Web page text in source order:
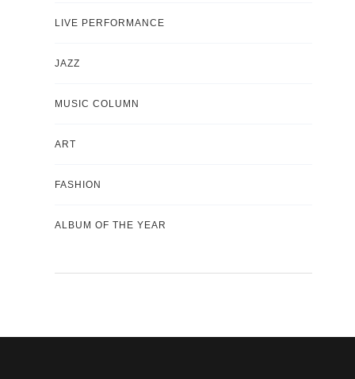
LIVE PERFORMANCE
JAZZ
MUSIC COLUMN
ART
FASHION
ALBUM OF THE YEAR